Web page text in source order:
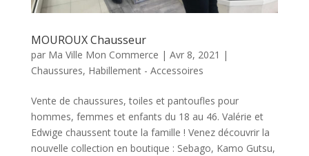
MOUROUX Chausseur
par Ma Ville Mon Commerce | Avr 8, 2021 |
Chaussures, Habillement - Accessoires
Vente de chaussures, toiles et pantoufles pour
hommes, femmes et enfants du 18 au 46. Valérie et
Edwige chaussent toute la famille ! Venez découvrir la
nouvelle collection en boutique : Sebago, Kamo Gutsu,